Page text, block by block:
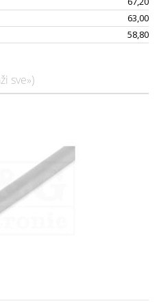
63,00
58,80
sve»)